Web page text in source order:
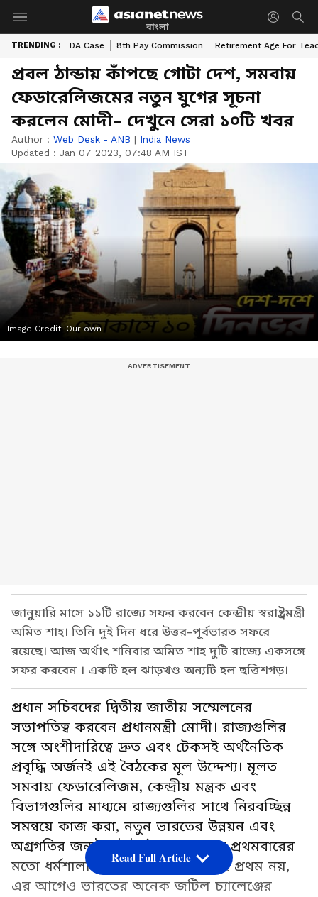
বাংলা
TRENDING : DA Case 8th Pay Commission Retirement Age For
প্রবল ঠান্ডায় কাঁপছে গোটা দেশ, সমবায়
ফেডারেলিজমের নতুন যুগের সূচনা
করলেন মোদী- দেখুনে সেরা ১০টি খবর
Author : Web Desk - ANB | India News
Updated : Jan 07 2023, 07:48 AM IST
Image Credit: Our own
জানুয়ারি মাসে ১১টি রাজ্যে সফর করবেন কেন্দ্রীয় স্বরাষ্ট্রমন্ত্রী
অমিত শাহ। তিনি দুই দিন ধরে উত্তর-পূর্বভারত সফরে
রয়েছে। আজ অর্থাৎ শনিবার অমিত শাহ দুটি রাজ্যে একসঙ্গে
সফর করবেন । একটি হল ঝাড়খণ্ড অন্যটি হল ছত্তিশগড়।
প্রধান সচিবদের দ্বিতীয় জাতীয় সম্মেলনের
সভাপতিত্ব করবেন প্রধানমন্ত্রী মোদী। রাজ্যগুলির
সঙ্গে অংশীদারিত্বে দ্রুত এবং টেকসই অর্থনৈতিক
প্রবৃদ্ধি অর্জনই এই বৈঠকের মূল উদ্দেশ্য। মূলত
সমবায় ফেডারেলিজম, কেন্দ্রীয় মন্ত্রক এবং
বিভাগগুলির মাধ্যমে রাজ্যগুলির সাথে নিরবচ্ছিন্ন
সমন্বয়ে কাজ করা, নতুন ভারতের উন্নয়ন এবং
অগ্রগতির জন্যই এই বৈঠক। গত বছর প্রথমবারের
মতো ধর্মশালায় অনুষ্ঠিত হয়েছিল। এই প্রথম নয়,
এর আগেও ভারতের অনেক জটিল চ্যালেঞ্জের
Read Full Article